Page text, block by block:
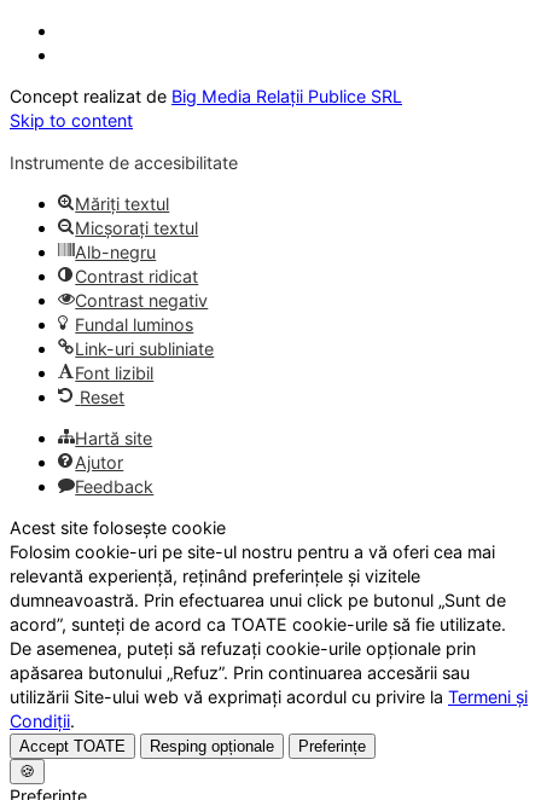
Concept realizat de Big Media Relații Publice SRL
Skip to content
Instrumente de accesibilitate
Măriți textul
Micșorați textul
Alb-negru
Contrast ridicat
Contrast negativ
Fundal luminos
Link-uri subliniate
Font lizibil
Reset
Hartă site
Ajutor
Feedback
Acest site folosește cookie
Folosim cookie-uri pe site-ul nostru pentru a vă oferi cea mai
relevantă experiență, reținând preferințele și vizitele
dumneavoastră. Prin efectuarea unui click pe butonul „Sunt de
acord”, sunteți de acord ca TOATE cookie-urile să fie utilizate.
De asemenea, puteți să refuzați cookie-urile opționale prin
apăsarea butonului „Refuz”. Prin continuarea accesării sau
utilizării Site-ului web vă exprimați acordul cu privire la Termeni și
Condiții.
Accept TOATE Resping opționale
Preferințe
🍪